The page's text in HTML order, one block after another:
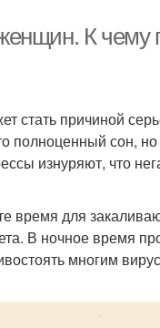
К чему
стать причиной
сон,
изнуряют, что
время для
В ночное время
многим